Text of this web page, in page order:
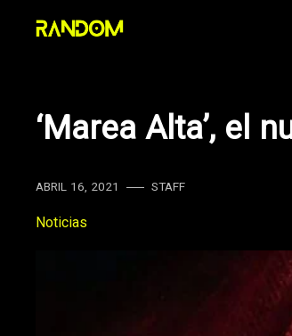
‘Marea Alta’, el
ABRIL 16, 2021 STAFF
Noticias